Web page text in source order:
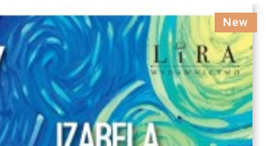
New